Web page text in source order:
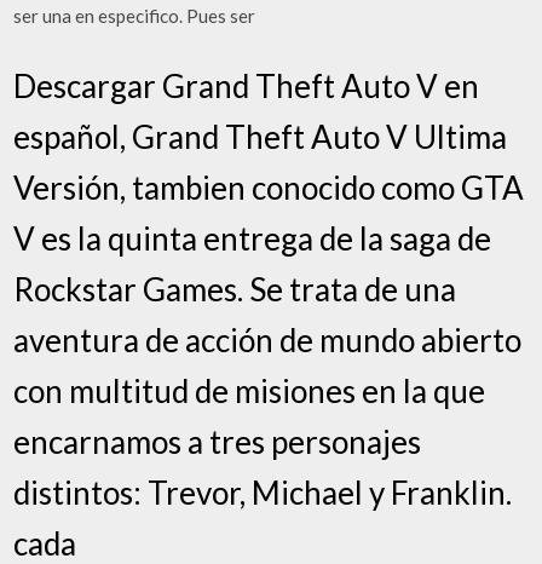
ser una en especifico. Pues ser
Descargar Grand Theft Auto V en
español, Grand Theft Auto V Ultima
Versión, tambien conocido como GTA
V es la quinta entrega de la saga de
Rockstar Games. Se trata de una
aventura de acción de mundo abierto
con multitud de misiones en la que
encarnamos a tres personajes
distintos: Trevor, Michael y Franklin.
cada